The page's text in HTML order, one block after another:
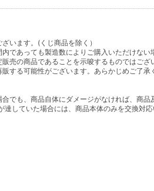
います。(くじ商品を除く）
であっても製造数によりご購入いただけない
売の商品であることを示唆するものではござ
する可能性がございます。あらかじめご了承
でも、商品自体にダメージがなければ、商品
していた場合には、商品本体のみを交換対応